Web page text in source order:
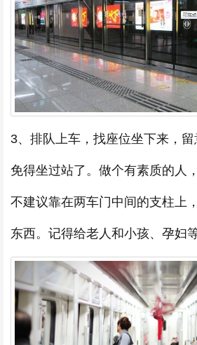
3、排队上车，找座位坐下来，留
免得坐过站了。做个有素质的人
不建议靠在两车门中间的支柱上
东西。记得给老人和小孩、孕妇